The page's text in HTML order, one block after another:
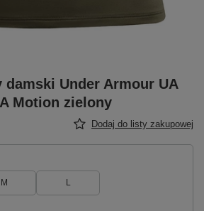
damski Under Armour UA
Motion zielony
Dodaj do listy zakupowej
M L